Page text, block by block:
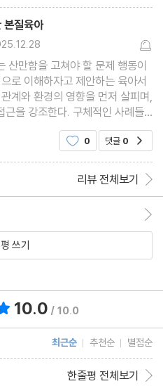
본질육아
산만함을 고쳐야 할 문제 행동이
로 이해하자고 제안하는 육아서
계와 환경의 영향을 먼저 살피며,
근을 강조한다. 구체적인 사례들
성을 높인다. 이 책은 아이를 바
의 태도를
0 댓글 0
리뷰 전체보기
쓰기
10.0 / 10.0
최근순 추천순 별점순
한줄평 전체보기